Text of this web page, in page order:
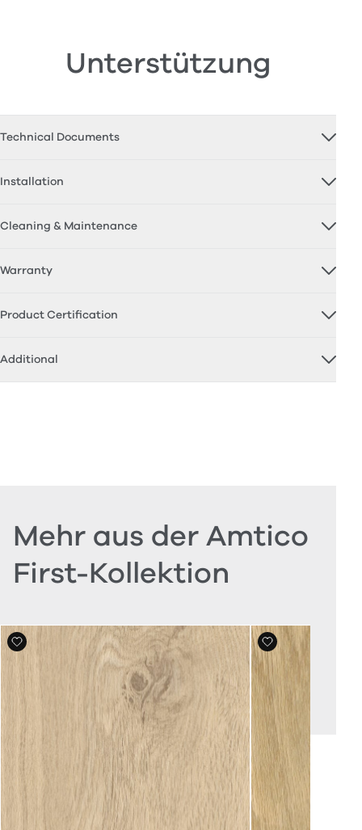
Unterstützung
Technical Documents
Installation
Cleaning & Maintenance
Warranty
Product Certification
Additional
Mehr aus der Amtico
First-Kollektion